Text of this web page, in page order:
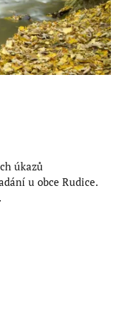
úkazů
u obce Rudice.